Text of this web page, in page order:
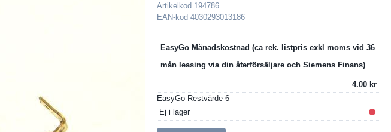
Artikelkod 194786
EAN-kod4030293013186
EasyGo Månadskostnad
4.00
EasyGo Restvärde6
Ej i lager